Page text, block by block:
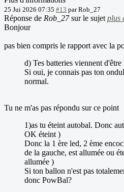
25 Jui 2026 07:35 #13 parRob_27
Réponse de Rob_27sur le sujet plus
Bonjour
pas bien compris le rapport avec la
d) Tes batteries viennent d'être
Si oui, je connais pas ton
normal.
Tu ne m'as pas répondu sur ce point
1)as tu éteint autobal. Donc
OK éteint )
Donc la 1 ère led, 2 ème
de la gauche, est allumée ou
allumée )
Si ton ballon n'est pas
donc PowBal?